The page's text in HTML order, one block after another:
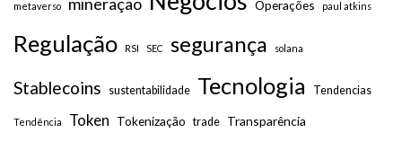
metaverso Operações paul atkins
Regulação RSI SEC segurança solana
Stablecoins sustentabilidade Tecnologia Tendencias
Tendência Token Tokenização trade Transparência